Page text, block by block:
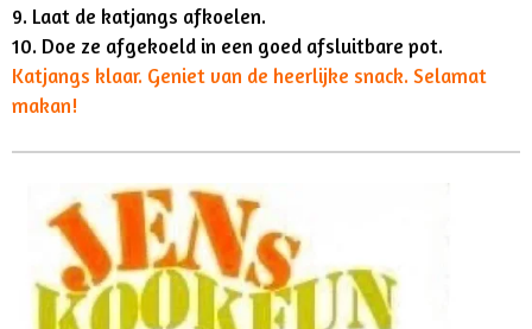
9. Laat de katjangs afkoelen.
10. Doe ze afgekoeld in een goed afsluitbare pot.
Katjangs klaar. Geniet van de heerlijke snack. Selamat
makan!